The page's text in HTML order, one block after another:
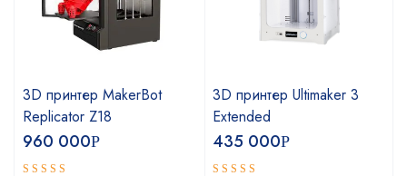
3D принтер MakerBot
Replicator Z18
960 000Р
3D принтер Ultimaker 3
Extended
435 000Р